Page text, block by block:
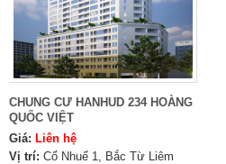
CHUNG CƯ HANHUD 234 HOÀNG
QUỐC VIỆT
Giá: Liên hệ
Vị trí: Cổ Nhuế 1, Bắc Từ Liêm